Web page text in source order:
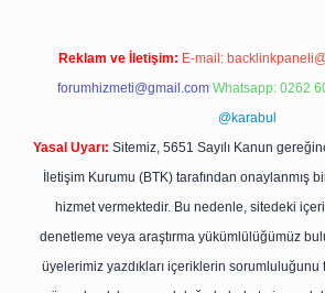
Reklam ve İletişim: E-mail:
forumhizmeti@gmail.com Whatsapp: 0262
@karabul
Yasal Uyarı: Sitemiz, 5651 Sayılı Kanun
İletişim Kurumu (BTK) tarafından onaylanmış
hizmet vermektedir. Bu nedenle, sitedeki
denetleme veya araştırma yükümlülüğümüz
üyelerimiz yazdıkları içeriklerin sorumluluğunu